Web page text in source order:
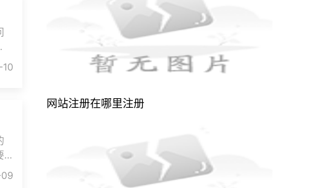
网站注册在哪里注册